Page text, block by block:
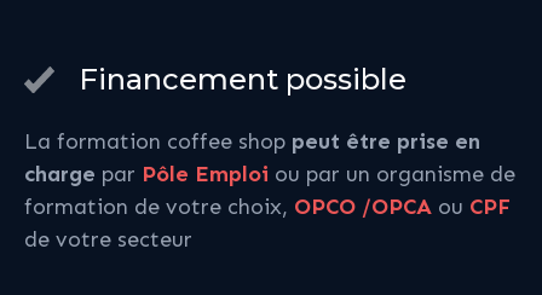
Financement possible
La formation coffee shop peut être prise en
charge par Pôle Emploi ou par un organisme de
formation de votre choix, OPCO /OPCA ou CPF
de votre secteur